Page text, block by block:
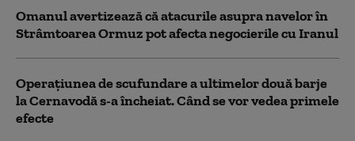
Omanul avertizează că atacurile asupra navelor în
Strâmtoarea Ormuz pot afecta negocierile cu Iranul
Operațiunea de scufundare a ultimelor două barje
la Cernavodă s-a încheiat. Când se vor vedea primele
efecte